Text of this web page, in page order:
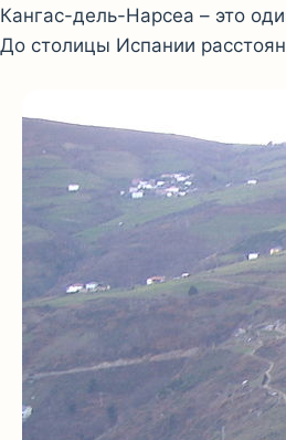
Кангас-дель-Нарсеа – это
До столицы Испании